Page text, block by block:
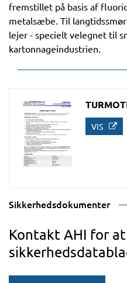
fremstillet på basis af
metalsæbe. Til
lejer - specielt velegnet til
kartonnageindustrien.
VIS
Sikkerhedsdokumenter
Kontakt AHI for